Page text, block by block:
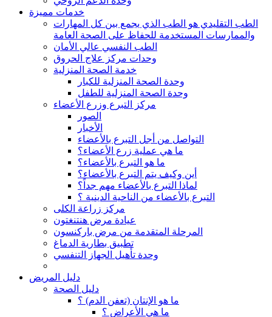
خدمات مميزة
الطب التقليدي هو الطب الذي يجمع بين كل المهارات
والممارسات المستخدمة للحفاظ على الصحة العامة
الطب النفسي عالي الأمان
وحدات مركز علاج الحروق
خدمة الصحة المنزلية
وحدة الصحة المنزلية للكبار
وحدة الصحة المنزلية للطفل
مركز التبرع وزرع الأعضاء
الصور
الأخبار
التواصل من أجل التبرع بالأعضاء
ما هي عملية زرع الأعضاء؟
ما هو التبرع بالأعضاء؟
أين وكيف يتم التبرع بالأعضاء؟
لماذا التبرع بالأعضاء مهم جداً؟
التبرع بالأعضاء من الناحية الدينية ؟
مركز زراعة الكلى
عيادة مرض هنتنغتون
المرحلة المتقدمة من مرض باركنسون
تطبيق بطارية الدماغ
وحدة تأهيل الجهاز التنفسي
دليل المريض
دليل الصحة
ما هو الإنتان (تعفن الدم) ؟
ما هي الأعراض ؟